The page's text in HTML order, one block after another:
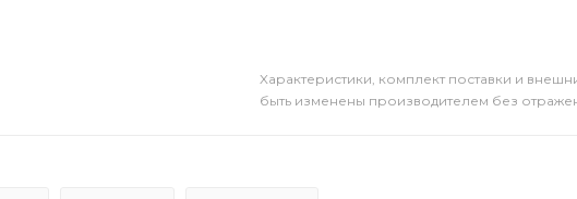
Xарактеристики, комплект поставки и
быть изменены производителем без